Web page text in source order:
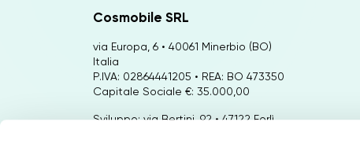
Cosmobile SRL
via Europa, 6 • 40061 Minerbio (BO)
Italia
P.IVA: 02864441205 • REA: BO 473350
Capitale Sociale €: 35.000,00
Sviluppo: via Bertini, 92 • 47122 Forlì